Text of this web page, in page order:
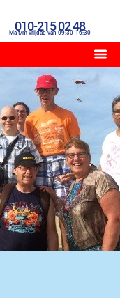
010-215 02 48
Ma t/m vrijdag van 09:30-16:30